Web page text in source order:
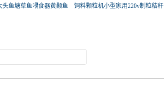
头鱼塘草鱼喂食器黄颡鱼
饲料颗粒机小型家用220v制粒秸秆